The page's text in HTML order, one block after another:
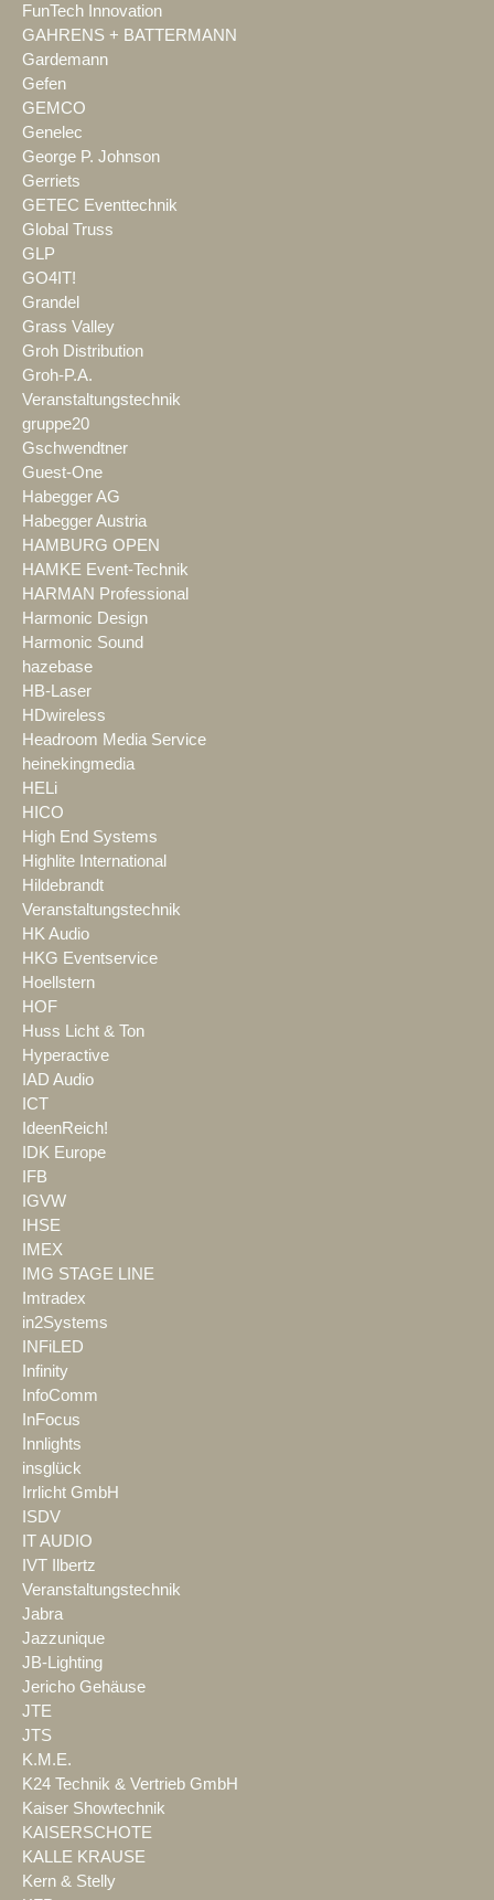
FunTech Innovation
GAHRENS + BATTERMANN
Gardemann
Gefen
GEMCO
Genelec
George P. Johnson
Gerriets
GETEC Eventtechnik
Global Truss
GLP
GO4IT!
Grandel
Grass Valley
Groh Distribution
Groh-P.A.
Veranstaltungstechnik
gruppe20
Gschwendtner
Guest-One
Habegger AG
Habegger Austria
HAMBURG OPEN
HAMKE Event-Technik
HARMAN Professional
Harmonic Design
Harmonic Sound
hazebase
HB-Laser
HDwireless
Headroom Media Service
heinekingmedia
HELi
HICO
High End Systems
Highlite International
Hildebrandt
Veranstaltungstechnik
HK Audio
HKG Eventservice
Hoellstern
HOF
Huss Licht & Ton
Hyperactive
IAD Audio
ICT
IdeenReich!
IDK Europe
IFB
IGVW
IHSE
IMEX
IMG STAGE LINE
Imtradex
in2Systems
INFiLED
Infinity
InfoComm
InFocus
Innlights
insglück
Irrlicht GmbH
ISDV
IT AUDIO
IVT Ilbertz
Veranstaltungstechnik
Jabra
Jazzunique
JB-Lighting
Jericho Gehäuse
JTE
JTS
K.M.E.
K24 Technik & Vertrieb GmbH
Kaiser Showtechnik
KAISERSCHOTE
KALLE KRAUSE
Kern & Stelly